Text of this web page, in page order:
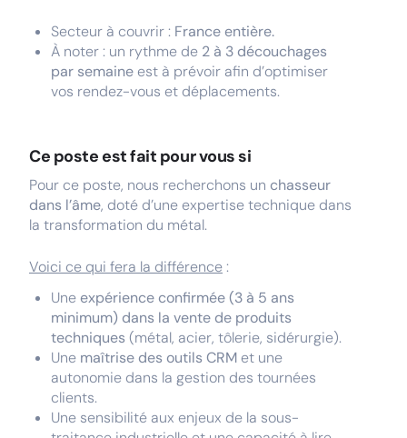
Secteur à couvrir : France entière.
À noter : un rythme de 2 à 3 découchages
par semaine est à prévoir afin d’optimiser
vos rendez-vous et déplacements.
Ce poste est fait pour vous si
Pour ce poste, nous recherchons un chasseur
dans l’âme, doté d’une expertise technique dans
la transformation du métal.
Voici ce qui fera la différence:
Une expérience confirmée (3 à 5 ans
minimum) dans la vente de produits
techniques (métal, acier, tôlerie, sidérurgie).
Une maîtrise des outils CRM et une
autonomie dans la gestion des tournées
clients.
Une sensibilité aux enjeux de la sous-